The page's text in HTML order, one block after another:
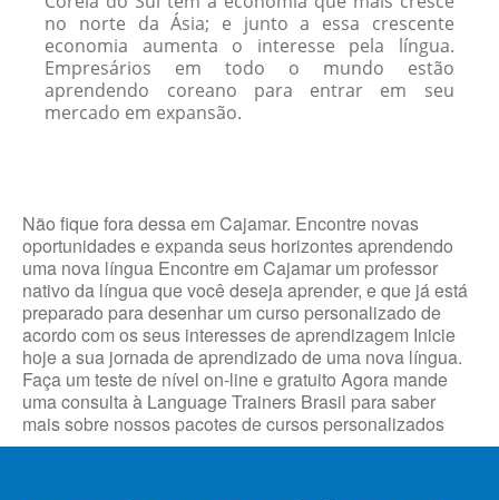
no norte da Ásia; e junto a essa crescente
economia aumenta o interesse pela língua.
Empresários em todo o mundo estão
aprendendo coreano para entrar em seu
mercado em expansão.
Não fique fora dessa em Cajamar. Encontre novas
oportunidades e expanda seus horizontes aprendendo
uma nova língua Encontre em Cajamar um professor
nativo da língua que você deseja aprender, e que já está
preparado para desenhar um curso personalizado de
acordo com os seus interesses de aprendizagem Inicie
hoje a sua jornada de aprendizado de uma nova língua.
Faça um teste de nível on-line e gratuito Agora mande
uma consulta à Language Trainers Brasil para saber
mais sobre nossos pacotes de cursos personalizados